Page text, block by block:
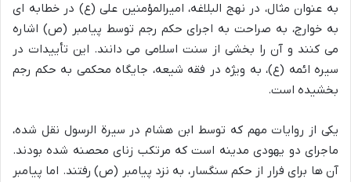
به عنوان مثال، در نهج البلاغه، امیرالمؤمنین علی (ع) در خطابه ای
به خوارج، به صراحت به اجرای حکم رجم توسط پیامبر (ص) اشاره
می کنند و آن را بخشی از سنت اسلامی می دانند. این تأییدات در
سیره ائمه (ع)، به ویژه در فقه شیعه، جایگاه محکمی به حکم رجم
بخشیده است.
یکی از روایات مهم که توسط ابن هشام در سیرة الرسول نقل شده،
ماجرای دو یهودی مدینه است که مرتکب زنای محصنه شده بودند.
آن ها برای فرار از حکم سنگسار، به نزد پیامبر (ص) رفتند. اما پیامبر